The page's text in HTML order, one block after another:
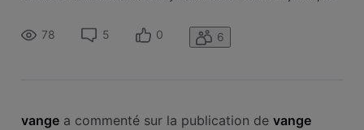
78
5 0 6
vange a commenté sur la publication de vange